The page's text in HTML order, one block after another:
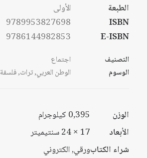
الطبعة
الأولى
ISBN
9789953827698
E-ISBN
9786144982853
التصنيف
اجتماع
الوسوم
الوطن العربي,تراث,فلسفة
الوزن
0,395 كيلوجرام
الأبعاد
17 × 24 سنتيميتر
شراء الكتابورقي, الكتروني